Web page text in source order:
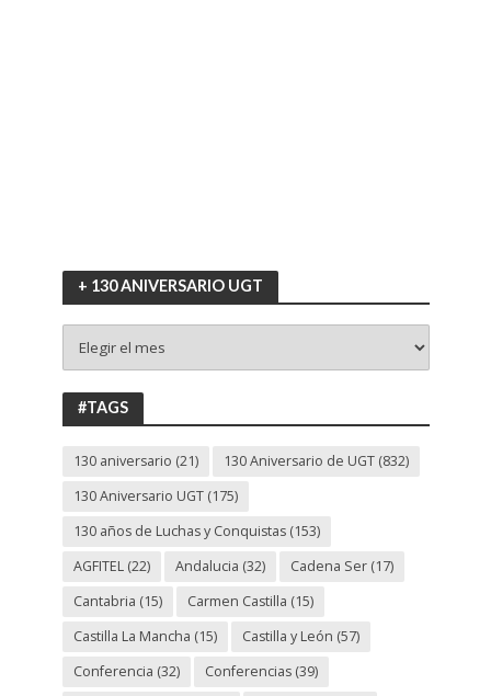
+ 130 ANIVERSARIO UGT
130
ANIVERSARIO
UGT
#TAGS
130 aniversario (21) 130 Aniversario de UGT(832)
130 Aniversario UGT(175)
130 años de Luchas y Conquistas(153)
AGFITEL(22) Andalucia (32) Cadena Ser(17)
Cantabria (15) Carmen Castilla (15)
Castilla La Mancha (15) Castilla y León (57)
Conferencia (32) Conferencias(39)